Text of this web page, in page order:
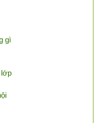
gì
lớp